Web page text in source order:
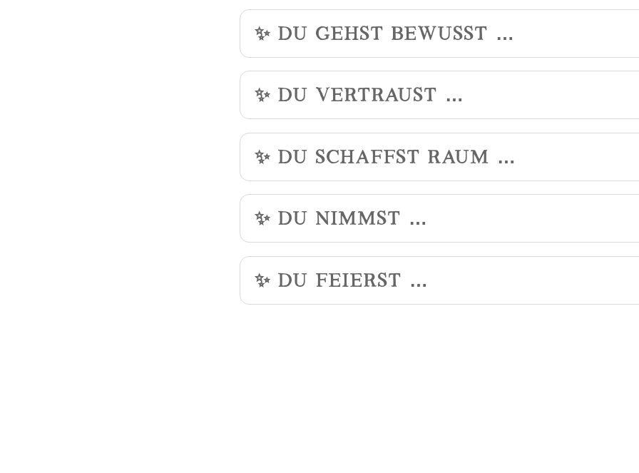
✨ Du gehst bewusst …
✨ Du vertraust …
✨ Du schaffst Raum …
✨ Du nimmst …
✨ Du feierst …